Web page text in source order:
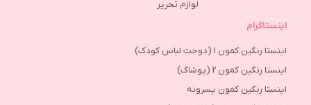
لوازم تحریر
اینستاگرام
اینستا رنگین کمون 1 (دوخت لباس کودک)
اینستا رنگین کمون 2 (پوشاک)
اینستا رنگین کمون پسرونه